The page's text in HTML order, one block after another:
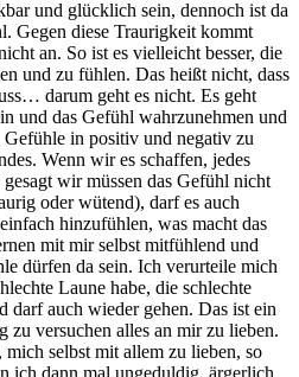
und glücklich sein, dennoch ist da
Gegen diese Traurigkeit kommt
an. So ist es vielleicht besser, die
und zu fühlen. Das heißt nicht, dass
darum geht es nicht. Es geht
und das Gefühl wahrzunehmen und
Gefühle in positiv und negativ zu
Wenn wir es schaffen, jedes
wir müssen das Gefühl nicht
oder wütend), darf es auch
hinzufühlen, was macht das
mit mir selbst mitfühlend und
dürfen da sein. Ich verurteile mich
Laune habe, die schlechte
darf auch wieder gehen. Das ist ein
zu versuchen alles an mir zu lieben.
selbst mit allem zu lieben, so
ich dann mal ungeduldig, ärgerlich